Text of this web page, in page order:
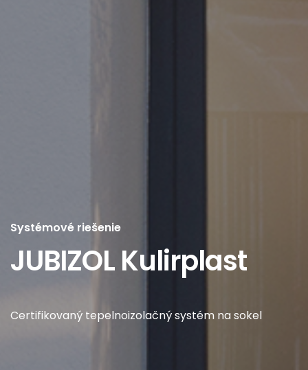
Systémové riešenie
JUBIZOL Kulirplast
Certifikovaný tepelnoizolačný systém na sokel